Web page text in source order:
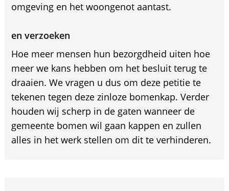
omgeving en het woongenot aantast.
en verzoeken
Hoe meer mensen hun bezorgdheid uiten hoe
meer we kans hebben om het besluit terug te
draaien. We vragen u dus om deze petitie te
tekenen tegen deze zinloze bomenkap. Verder
houden wij scherp in de gaten wanneer de
gemeente bomen wil gaan kappen en zullen
alles in het werk stellen om dit te verhinderen.